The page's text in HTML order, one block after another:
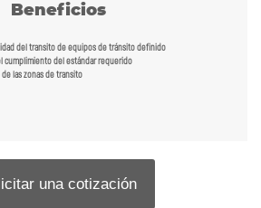
Beneficios
del transito de equipos de tránsito definido
cumplimiento del estándar requerido
las zonas de transito
una cotización